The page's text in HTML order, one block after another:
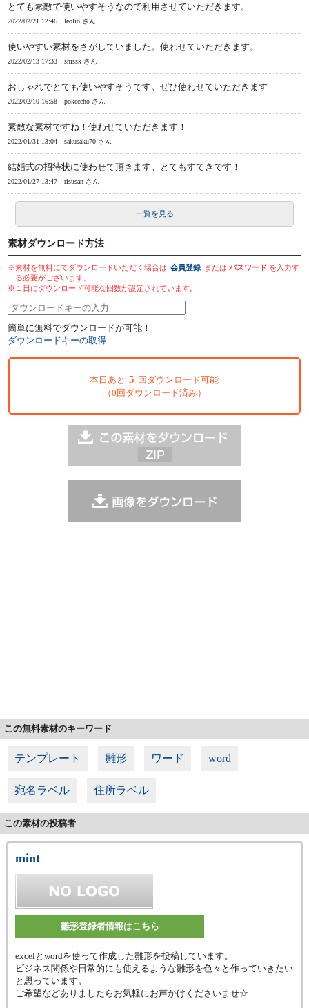
とても素敵で使いやすそうなので利用させていただきます。
2022/02/21 12:46 leolio さん
使いやすい素材をさがしていました。使わせていただきます。
2022/02/13 17:33 shissk さん
おしゃれでとても使いやすそうです。ぜひ使わせていただきます
2022/02/10 16:58 pokeccho さん
素敵な素材ですね！使わせていただきます！
2022/01/31 13:04 sakusaku70 さん
結婚式の招待状に使わせて頂きます。とてもすてきです！
2022/01/27 13:47 risusan さん
一覧を見る
素材ダウンロード方法
※素材を無料にてダウンロードいただく場合は 会員登録 またはパスワード を入力す
る必要がございます。
※１日にダウンロード可能な回数が設定されています。
簡単に無料でダウンロードが可能！
ダウンロードキーの取得
本日あと 5 回ダウンロード可能
（0回ダウンロード済み）
この無料素材のキーワード
テンプレート 雛形 ワード word
宛名ラベル 住所ラベル
この素材の投稿者
mint
雛形登録者情報はこちら
excelとwordを使って作成した雛形を投稿しています。
ビジネス関係や日常的にも使えるような雛形を色々と作っていきたい
と思っています。
ご希望などありましたらお気軽にお声かけくださいませ☆